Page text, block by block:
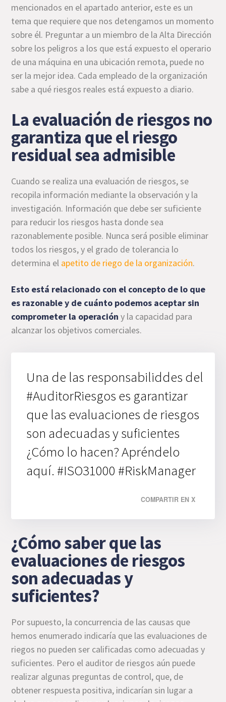
mencionados en el apartado anterior, este es un
tema que requiere que nos detengamos un momento
sobre él. Preguntar a un miembro de la Alta Dirección
sobre los peligros a los que está expuesto el operario
de una máquina en una ubicación remota, puede no
ser la mejor idea. Cada empleado de la organización
sabe a qué riesgos reales está expuesto a diario.
La evaluación de riesgos no
garantiza que el riesgo
residual sea admisible
Cuando se realiza una evaluación de riesgos, se
recopila información mediante la observación y la
investigación. Información que debe ser suficiente
para reducir los riesgos hasta donde sea
razonablemente posible. Nunca será posible eliminar
todos los riesgos, y el grado de tolerancia lo
determina el apetito de riego de la organización.
Esto está relacionado con el concepto de lo que
es razonable y de cuánto podemos aceptar sin
comprometer la operación y la capacidad para
alcanzar los objetivos comerciales.
Una de las responsabiliddes del
#AuditorRiesgos es garantizar
que las evaluaciones de riesgos
son adecuadas y suficientes
¿Cómo lo hacen? Apréndelo
aquí. #ISO31000 #RiskManager
COMPARTIR EN X
¿Cómo saber que las
evaluaciones de riesgos
son adecuadas y
suficientes?
Por supuesto, la concurrencia de las causas que
hemos enumerado indicaría que las evaluaciones de
riegos no pueden ser calificadas como adecuadas y
suficientes. Pero el auditor de riesgos aún puede
realizar algunas preguntas de control, que, de
obtener respuesta positiva, indicarían sin lugar a